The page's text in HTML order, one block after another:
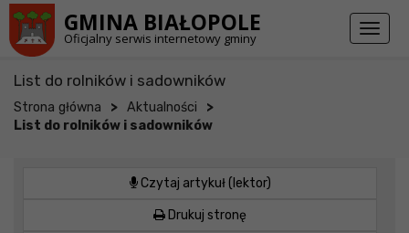
GMINA BIAŁOPOLE
Oficjalny serwis internetowy gminy
Toggle
List do rolników i sadowników
Strona główna > Aktualności >
List do rolników i sadowników
Czytaj artykuł (lektor)
Drukuj stronę